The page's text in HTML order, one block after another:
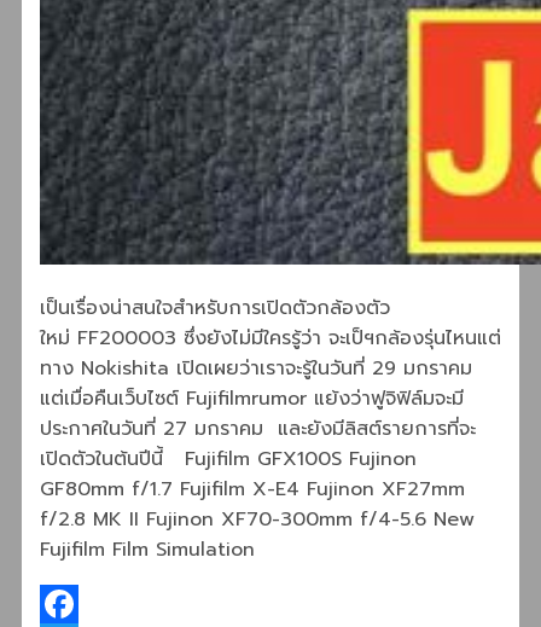
เป็นเรื่องน่าสนใจสำหรับการเปิดตัวกล้องตัว
ใหม่ FF200003 ซึ่งยังไม่มีใครรู้ว่า จะเป็ฯกล้องรุ่นไหนแต่
ทาง Nokishita เปิดเผยว่าเราจะรู้ในวันที่ 29 มกราคม
แต่เมื่อคืนเว็บไซต์ Fujifilmrumor แย้งว่าฟูจิฟิล์มจะมี
ประกาศในวันที่ 27 มกราคม และยังมีลิสต์รายการที่จะ
เปิดตัวในต้นปีนี้ Fujifilm GFX100S Fujinon
GF80mm f/1.7 Fujifilm X-E4 Fujinon XF27mm
f/2.8 MK II Fujinon XF70-300mm f/4-5.6 New
Fujifilm Film Simulation